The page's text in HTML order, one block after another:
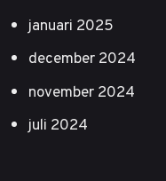
januari 2025
december 2024
november 2024
juli 2024